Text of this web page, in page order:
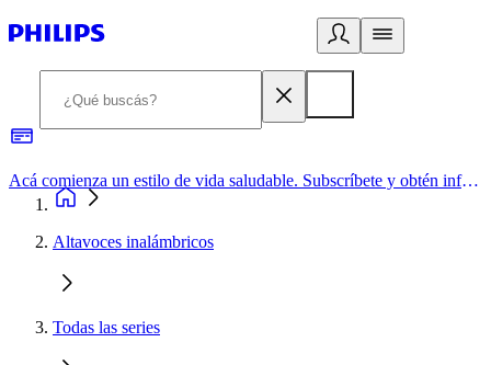
Acá comienza un estilo de vida saludable. Subscríbete y obtén información de primera mano
Altavoces inalámbricos
Todas las series